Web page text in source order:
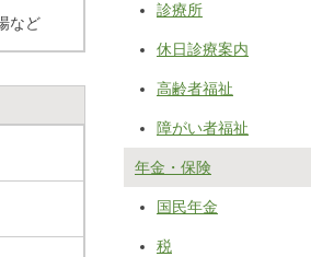
など
診療所
休日診療案内
高齢者福祉
障がい者福祉
年金・保険
国民年金
税